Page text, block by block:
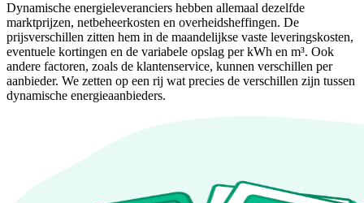
Dynamische energieleveranciers hebben allemaal dezelfde
marktprijzen, netbeheerkosten en overheidsheffingen. De
prijsverschillen zitten hem in de maandelijkse vaste leveringskosten,
eventuele kortingen en de variabele opslag per kWh en m³. Ook
andere factoren, zoals de klantenservice, kunnen verschillen per
aanbieder. We zetten op een rij wat precies de verschillen zijn tussen
dynamische energieaanbieders.